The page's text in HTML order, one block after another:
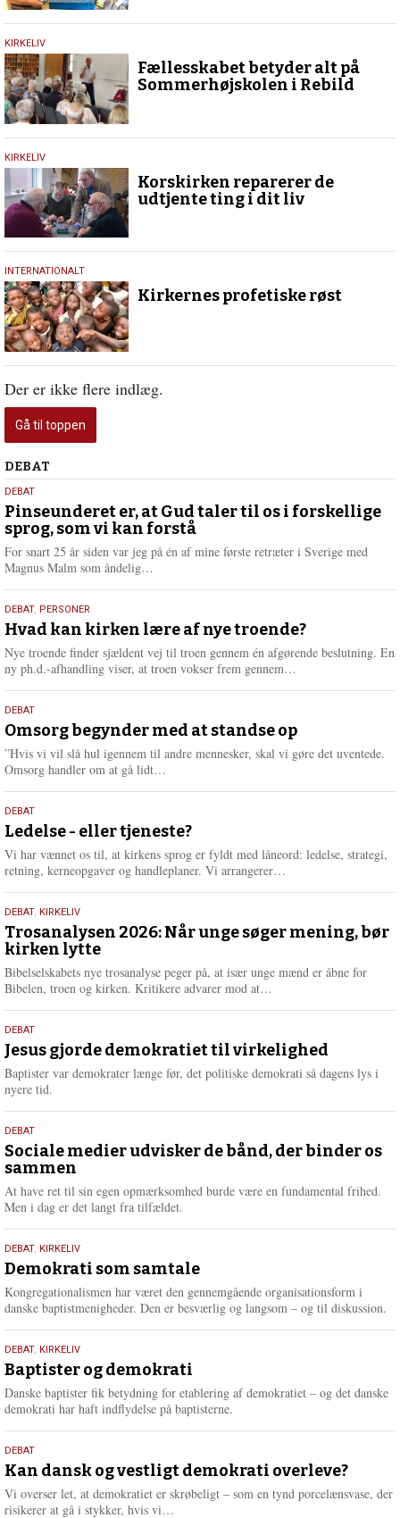
16.
juli
2024
KIRKELIV
Fællesskabet betyder alt på
Sommerhøjskolen i Rebild
2.
januar
2024
KIRKELIV
Korskirken reparerer de
udtjente ting i dit liv
28.
september
2020
INTERNATIONALT
Kirkernes profetiske røst
Der er ikke flere indlæg.
Gå til toppen
Debat
DEBAT
5.
august
2026
DEBAT
Pinseunderet er, at Gud taler til os i forskellige
sprog, som vi kan forstå
For snart 25 år siden var jeg på én af mine første retræter i Sverige med
Magnus Malm som åndelig…
e
e
25.
juli
2026
DEBAT, PERSONER
Hvad kan kirken lære af nye troende?
Nye troende finder sjældent vej til troen gennem én afgørende beslutning. En
ny ph.d.-afhandling viser, at troen vokser frem gennem…
e
e
9.
juli
2026
DEBAT
Omsorg begynder med at standse op
”Hvis vi vil slå hul igennem til andre mennesker, skal vi gøre det uventede.
Omsorg handler om at gå lidt…
e
e
10.
juni
2026
DEBAT
Ledelse - eller tjeneste?
Vi har vænnet os til, at kirkens sprog er fyldt med låneord: ledelse, strategi,
retning, kerneopgaver og handleplaner. Vi arrangerer…
e
2.
juni
2026
DEBAT, KIRKELIV
Trosanalysen 2026: Når unge søger mening, bør
kirken lytte
Bibelselskabets nye trosanalyse peger på, at især unge mænd er åbne for
Bibelen, troen og kirken. Kritikere advarer mod at…
e
e
18.
maj
2026
DEBAT
Jesus gjorde demokratiet til virkelighed
Baptister var demokrater længe før, det politiske demokrati så dagens lys i
nyere tid.
18.
maj
2026
DEBAT
Sociale medier udvisker de bånd, der binder os
sammen
At have ret til sin egen opmærksomhed burde være en fundamental frihed.
Men i dag er det langt fra tilfældet.
18.
maj
2026
DEBAT, KIRKELIV
Demokrati som samtale
Kongregationalismen har været den gennemgående organisationsform i
danske baptistmenigheder. Den er besværlig og langsom – og til diskussion.
18.
maj
2026
DEBAT, KIRKELIV
Baptister og demokrati
Danske baptister fik betydning for etablering af demokratiet – og det danske
demokrati har haft indflydelse på baptisterne.
18.
maj
2026
DEBAT
Kan dansk og vestligt demokrati overleve?
Vi overser let, at demokratiet er skrøbeligt – som en tynd porcelænsvase, der
risikerer at gå i stykker, hvis vi…